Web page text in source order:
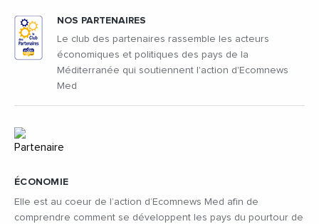
ÉCONOMIE
Elle est au coeur de l’action d’Ecomnews Med afin de
comprendre comment se développent les pays du pourtour de
NOS PARTENAIRES
Le club des partenaires rassemble les acteurs
économiques et politiques des pays de la
Méditerranée qui soutiennent l'action d'Ecomnews
Med